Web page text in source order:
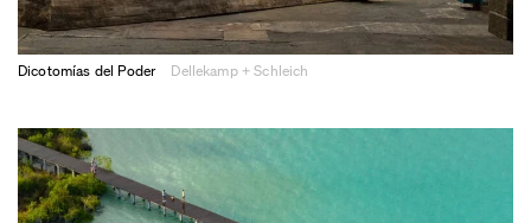
Dicotomías del Poder Dellekamp + Schleich